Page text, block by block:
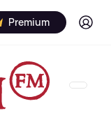
Premium Log in